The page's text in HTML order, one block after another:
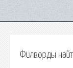
Филворды